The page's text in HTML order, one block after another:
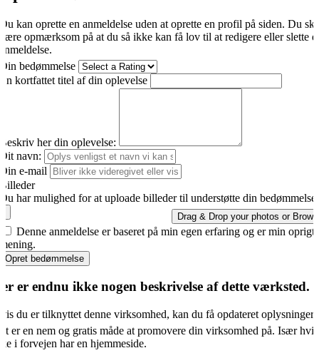
kan oprette en anmeldelse uden at oprette en profil på siden. Du
opmærksom på at du så ikke kan få lov til at redigere eller slette
bedømmelse
kortfattet titel af din oplevelse
her din oplevelse:
navn:
e-mail
har mulighed for at uploade billeder til understøtte din bedømmelse.
Drag & Drop your photos or
Denne anmeldelse er baseret på min egen erfaring og er min
Opret bedømmelse
er endnu ikke nogen beskrivelse af dette værksted.
du er tilknyttet denne virksomhed, kan du få opdateret
er en nem og gratis måde at promovere din virksomhed på. Især
i forvejen har en hjemmeside.